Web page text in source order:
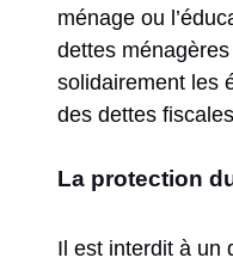
ménage ou
dettes
solidairement les
des dettes
La protection
Il est interdit à un